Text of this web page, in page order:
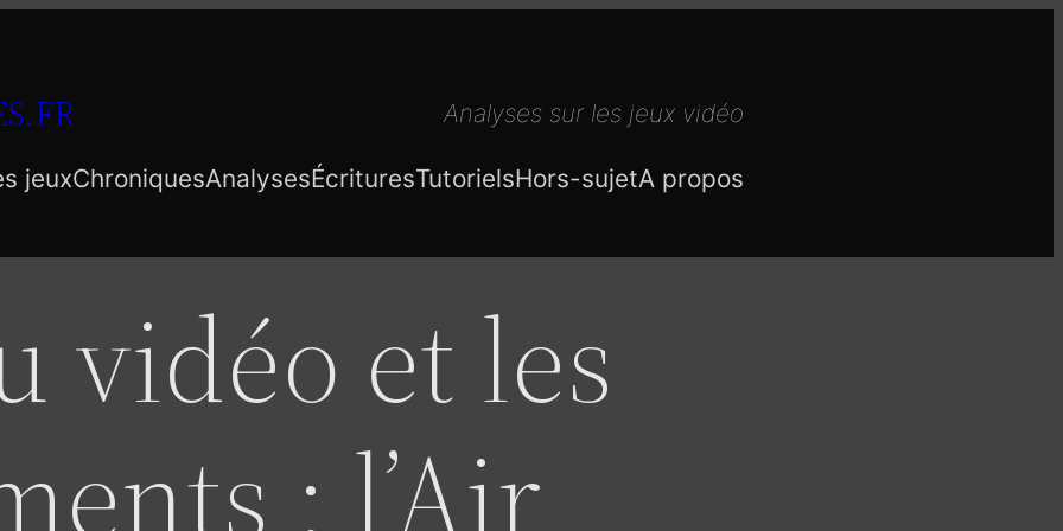
Analyses sur les jeux vidéo
jeuxChroniquesAnalysesÉcrituresTutorielsHors-sujetA propos
vidéo et les
: l’Air